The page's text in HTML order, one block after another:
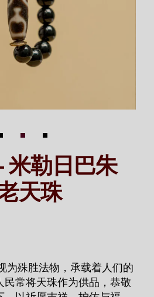
米勒日巴朱
天珠
为殊胜法物，承载着人们的
民常将天珠作为供品，恭敬